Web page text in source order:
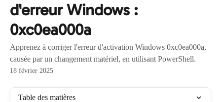
d'erreur Windows :
0xc0ea000a
Apprenez à corriger l'erreur d'activation Windows 0xc0ea000a,
causée par un changement matériel, en utilisant PowerShell.
18 février 2025
Table des matières